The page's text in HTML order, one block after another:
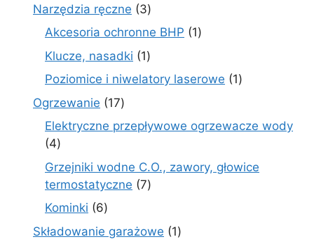
Narzędzia ręczne 33
produkty
Akcesoria ochronne BHP 11
Klucze, nasadki 11
produkt
Poziomice i niwelatory laserowe 11
Ogrzewanie 1717
produktów
Elektryczne przepływowe ogrzewacze wody
44
produkty
Grzejniki wodne C.O., zawory, głowice
termostatyczne 77
Kominki 66
produktów
Składowanie garażowe 11